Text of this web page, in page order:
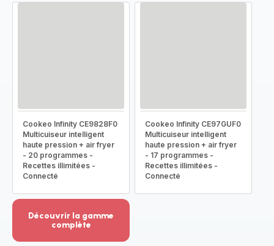
Cookeo Infinity CE9828F0
Multicuiseur intelligent
haute pression + air fryer
- 20 programmes -
Recettes illimitées -
Connecté
Cookeo Infinity CE97GUF0
Multicuiseur intelligent
haute pression + air fryer
- 17 programmes -
Recettes illimitées -
Connecté
Découvrir la gamme
complète